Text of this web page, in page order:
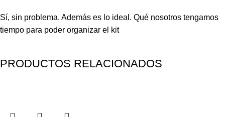
Sí, sin problema. Además es lo ideal. Qué nosotros tengamos
tiempo para poder organizar el kit
PRODUCTOS RELACIONADOS